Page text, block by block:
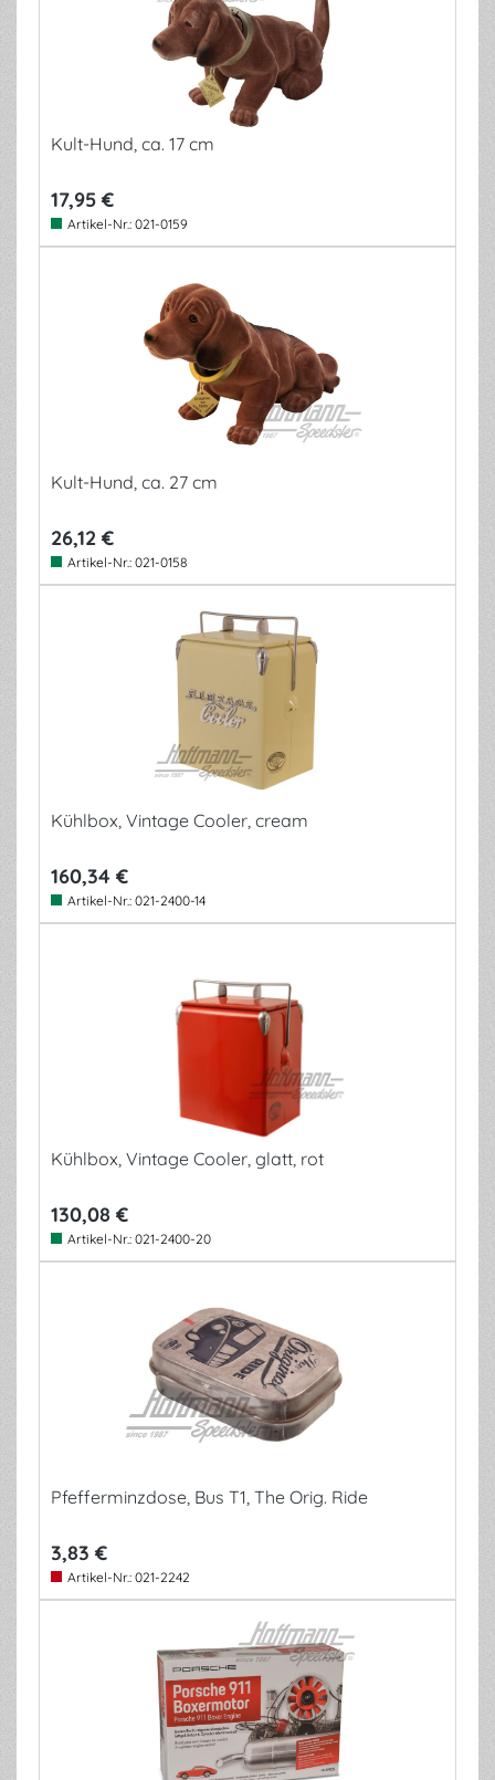
Kult-Hund, ca. 17 cm
17,95 €
Artikel-Nr.: 021-0159
Kult-Hund, ca. 27 cm
26,12 €
Artikel-Nr.: 021-0158
Kühlbox, Vintage Cooler, cream
160,34 €
Artikel-Nr.: 021-2400-14
Kühlbox, Vintage Cooler, glatt, rot
130,08 €
Artikel-Nr.: 021-2400-20
Pfefferminzdose, Bus T1, The Orig. Ride
3,83 €
Artikel-Nr.: 021-2242